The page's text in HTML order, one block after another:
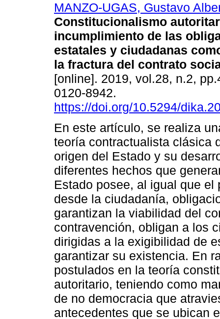
MANZO-UGAS, Gustavo
Constitucionalismo
incumplimiento de las
estatales y ciudadanas
la fractura del contrato
[online]. 2019, vol.28, n.2,
0120-8942.
https://doi.org/10.5294/
En este artículo, se realiza
teoría contractualista clásica
origen del Estado y su
diferentes hechos que
Estado posee, al igual que
desde la ciudadanía,
garantizan la viabilidad del
contravención, obligan a los
dirigidas a la exigibilidad de
garantizar su existencia. En
postulados en la teoría
autoritario, teniendo como
de no democracia que
antecedentes que se ubican